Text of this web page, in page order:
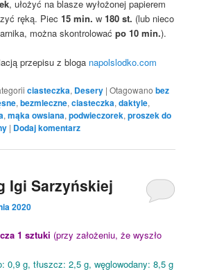
, ułożyć na blasze wyłożonej papierem
ręką. Piec15 min. w180 st. (lub nieco
można skontrolowaćpo 10 min.).
przepisu z bloga napolslodko.com
ciasteczka, Desery |Otagowano bez
,bezmleczne,ciasteczka,daktyle,
,mąka owsiana,podwieczorek,proszek do
| Dodaj komentarz
Igi Sarzyńskiej
2020
1 sztuki (przy założeniu, że wyszło
0,9 g, tłuszcz: 2,5 g, węglowodany: 8,5 g